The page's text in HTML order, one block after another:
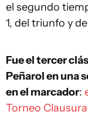
el segundo
1, del triunfo y
Fue el tercer
Peñarol en una
en el marcador:
Torneo